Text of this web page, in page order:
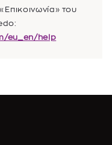
του
eu_en/help